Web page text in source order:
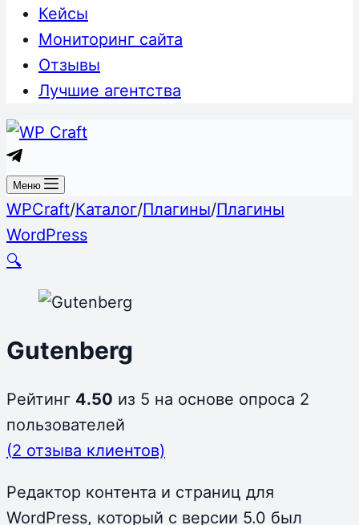
Кейсы
Мониторинг сайта
Отзывы
Лучшие агентства
Меню
WPCraft/Каталог/Плагины/Плагины
WordPress
🔍
Gutenberg
Рейтинг 4.50 из 5 на основе опроса 2
пользователей
(2 отзыва клиентов)
Редактор контента и страниц для
WordPress, который с версии 5.0 был